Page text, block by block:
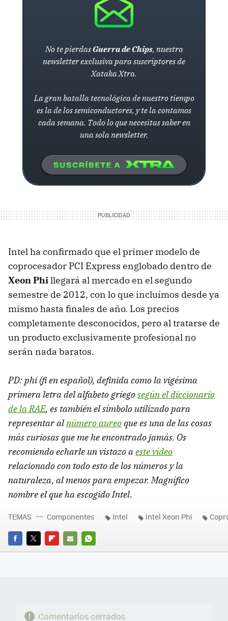
No te pierdasGuerra de Chips, nuestra
newsletter exclusiva para suscriptores de
Xataka Xtra.
La gran batalla tecnológica de nuestro tiempo
es la de los semiconductores, y te la contamos
cada semana. Todo lo que necesitas saber en
una sola newsletter.
Intel ha confirmado que el primer modelo de
coprocesador PCI Express englobado dentro de
Xeon Phillegará al mercado en el segundo
semestre de 2012, con lo que incluímos desde ya
mismo hasta finales de año. Los precios
completamente desconocidos, pero al tratarse de
un producto exclusivamente profesional no
serán nada baratos.
PD: phi (fi en español), definida como la vigésima
primera letra del alfabeto griegosegún el diccionario
de laRAE, es también el símbolo utilizado para
representar alnúmero aureoque es una de las cosas
más curiosas que me he encontrado jamás. Os
recomiendo echarle un vistazo aeste vídeo
relacionado con todo esto de los números y la
naturaleza, al menos para empezar. Magnífico
nombre el que ha escogido Intel.
FACEBOOK
TWITTERFLIPBOARD
E-
WHATSAPP
TEMAS Componentes Intel Intel Xeon Phi
Comentarios cerrados